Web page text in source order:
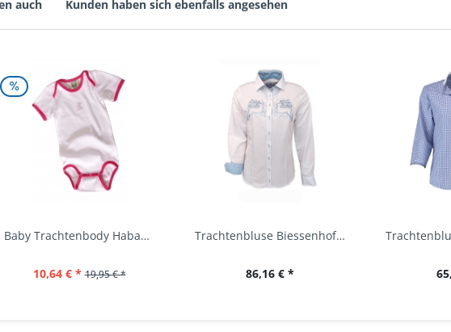
auch Kunden haben sich ebenfalls angesehen
Baby Trachtenbody Habach weiß/pink Isar Trachten
10,64 € * 19,95 € *
Trachtenbluse Biessenhofen weiß Langarm OS...
86,16 € *